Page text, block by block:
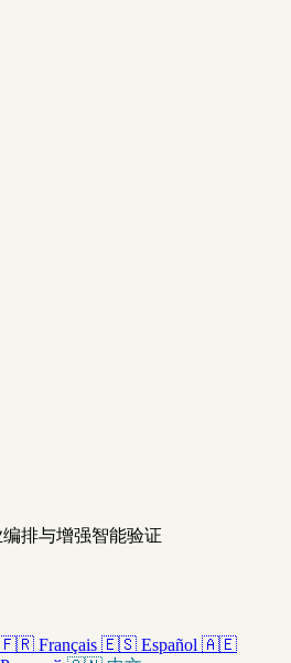
排与增强智能验证
🇫🇷 Français 🇪🇸 Español 🇦🇪